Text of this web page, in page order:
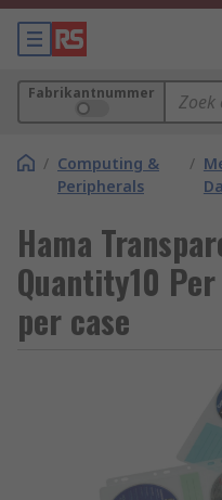
Fabrikantnummer
/ Computing &
Peripherals
/
Hama
Quantity10
per case